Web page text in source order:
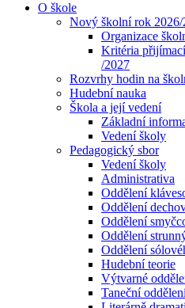
O škole
Nový školní rok 2026/
Organizace
Kritéria
/2027
Rozvrhy hodin na
Hudební nauka
Škola a její vedení
Základní
Vedení školy
Pedagogický sbor
Vedení školy
Administrativa
Oddělení
Oddělení
Oddělení
Oddělení
Oddělení
Hudební teorie
Výtvarné
Taneční